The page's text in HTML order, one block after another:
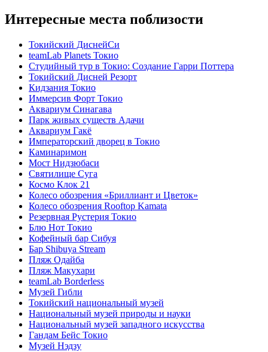
Интересные места поблизости
Токийский ДиснейСи
teamLab Planets Токио
Студийный тур в Токио: Создание Гарри Поттера
Токийский Дисней Резорт
Кидзания Токио
Иммерсив Форт Токио
Аквариум Синагава
Парк живых существ Адачи
Аквариум Гакё
Императорский дворец в Токио
Каминаримон
Мост Нидзюбаси
Святилище Суга
Космо Клок 21
Колесо обозрения «Бриллиант и Цветок»
Колесо обозрения Rooftop Kamata
Резервная Рустерия Токио
Блю Нот Токио
Кофейный бар Сибуя
Бар Shibuya Stream
Пляж Одайба
Пляж Макухари
teamLab Borderless
Музей Гибли
Токийский национальный музей
Национальный музей природы и науки
Национальный музей западного искусства
Гандам Бейс Токио
Музей Нэдзу